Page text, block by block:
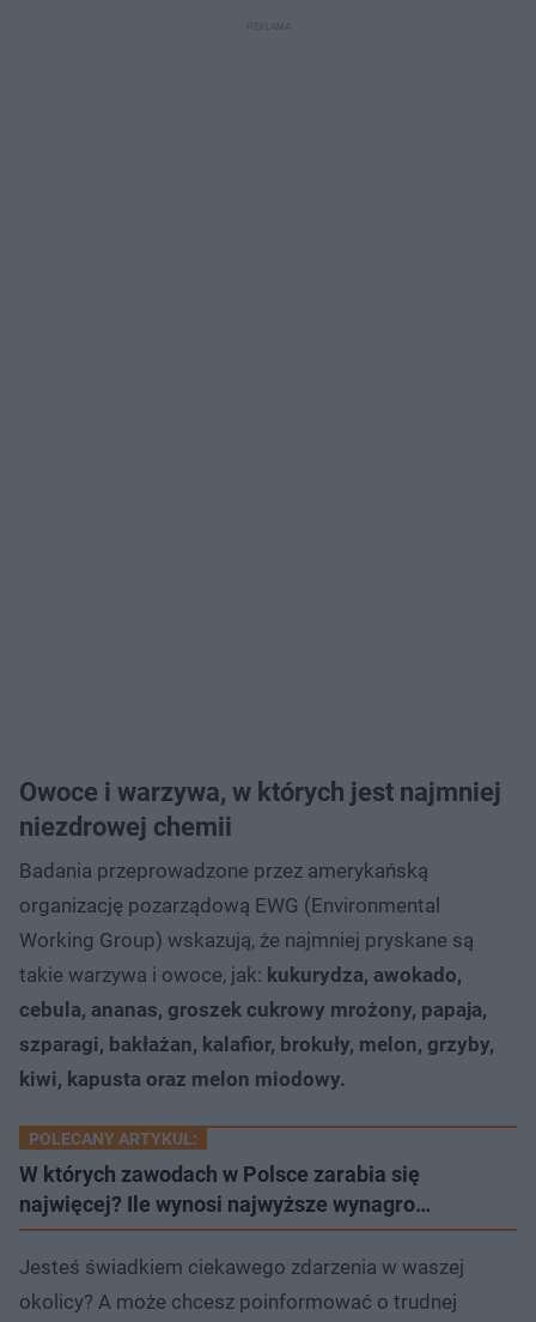
Owoce i warzywa, w których jest najmniej
niezdrowej chemii
Badania przeprowadzone przez amerykańską
organizację pozarządową EWG (Environmental
Working Group) wskazują, że najmniej pryskane są
takie warzywa i owoce, jak: kukurydza, awokado,
cebula, ananas, groszek cukrowy mrożony, papaja,
szparagi, bakłażan, kalafior, brokuły, melon, grzyby,
kiwi, kapusta oraz melon miodowy.
POLECANY ARTYKUŁ:
W których zawodach w Polsce zarabia się
najwięcej? Ile wynosi najwyższe wynagro…
Jesteś świadkiem ciekawego zdarzenia w waszej
okolicy? A może chcesz poinformować o trudnej